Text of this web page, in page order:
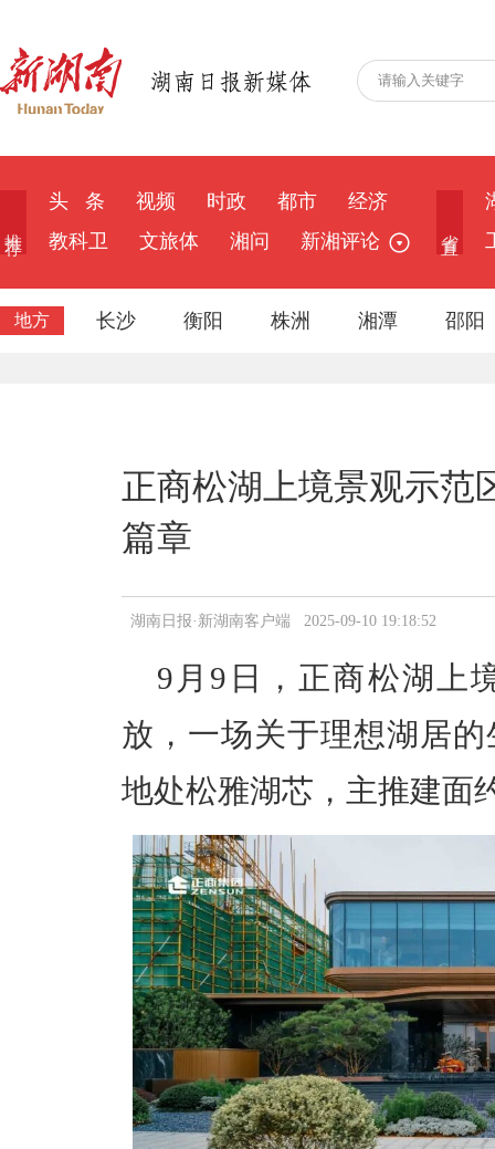
头 条 视频 时政 都市
经济
教科卫
文旅体 湘问 新湘评论
地方 长沙 衡阳 株洲 湘潭 邵阳
正商松湖上境景观示范
篇章
湖南日报·新湖南客户端 2025-09-10 19:18:52
9月9日，正商松湖上
放，一场关于理想湖居
地处松雅湖芯，主推建面